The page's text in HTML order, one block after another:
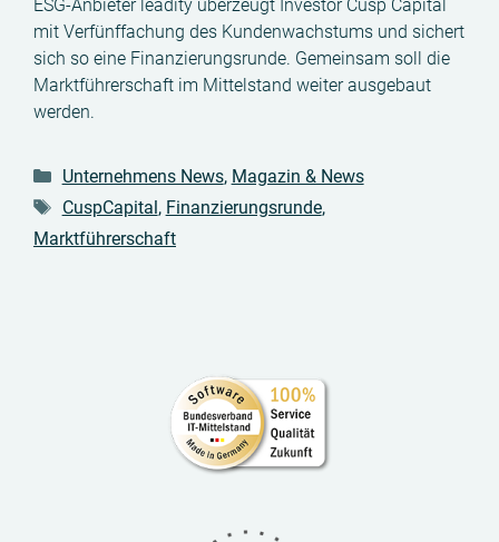
ESG-Anbieter leadity überzeugt Investor Cusp Capital
mit Verfünffachung des Kundenwachstums und sichert
sich so eine Finanzierungsrunde. Gemeinsam soll die
Marktführerschaft im Mittelstand weiter ausgebaut
werden.
Kategorien
Unternehmens News, Magazin & News
Schlagwörter
CuspCapital, Finanzierungsrunde,
Marktführerschaft